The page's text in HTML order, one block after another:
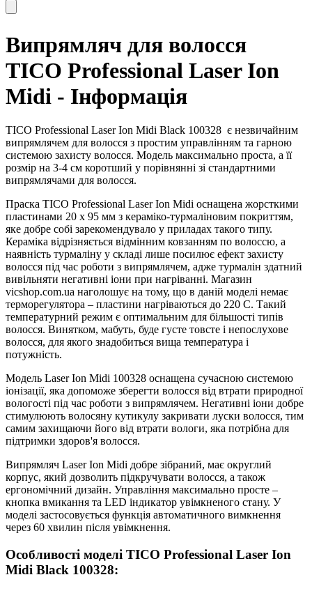
Випрямляч для волосся
TICO Professional Laser Ion
Midi - Інформація
TICO Professional Laser Ion Midi Black 100328 є незвичайним
випрямлячем для волосся з простим управлінням та гарною
системою захисту волосся. Модель максимально проста, а її
розмір на 3-4 см коротший у порівнянні зі стандартними
випрямлячами для волосся.
Праска TICO Professional Laser Ion Midi оснащена жорсткими
пластинами 20 x 95 мм з кераміко-турмаліновим покриттям,
яке добре собі зарекомендувало у приладах такого типу.
Кераміка відрізняється відмінним ковзанням по волоссю, а
наявність турмаліну у складі лише посилює ефект захисту
волосся під час роботи з випрямлячем, адже турмалін здатний
вивільняти негативні іони при нагріванні. Магазин
vicshop.com.ua наголошує на тому, що в даній моделі немає
терморегулятора – пластини нагріваються до 220 C. Такий
температурний режим є оптимальним для більшості типів
волосся. Винятком, мабуть, буде густе товсте і непослухове
волосся, для якого знадобиться вища температура і
потужність.
Модель Laser Ion Midi 100328 оснащена сучасною системою
іонізації, яка допоможе зберегти волосся від втрати природної
вологості під час роботи з випрямлячем. Негативні іони добре
стимулюють волосяну кутикулу закривати луски волосся, тим
самим захищаючи його від втрати вологи, яка потрібна для
підтримки здоров'я волосся.
Випрямляч Laser Ion Midi добре зібраний, має округлий
корпус, який дозволить підкручувати волосся, а також
ергономічний дизайн. Управління максимально просте –
кнопка вмикання та LED індикатор увімкненого стану. У
моделі застосовується функція автоматичного вимкнення
через 60 хвилин після увімкнення.
Особливості моделі TICO Professional Laser Ion
Midi Black 100328: